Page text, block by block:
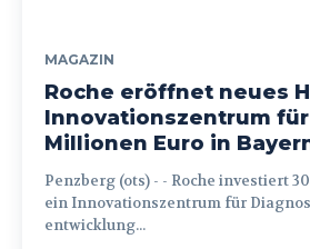
MAGAZIN
Roche eröffnet neues
Innovationszentrum für
Millionen Euro in
Penzberg (ots) - - Roche investiert 300 Millionen Euro in
ein Innovationszentrum für
entwicklung...